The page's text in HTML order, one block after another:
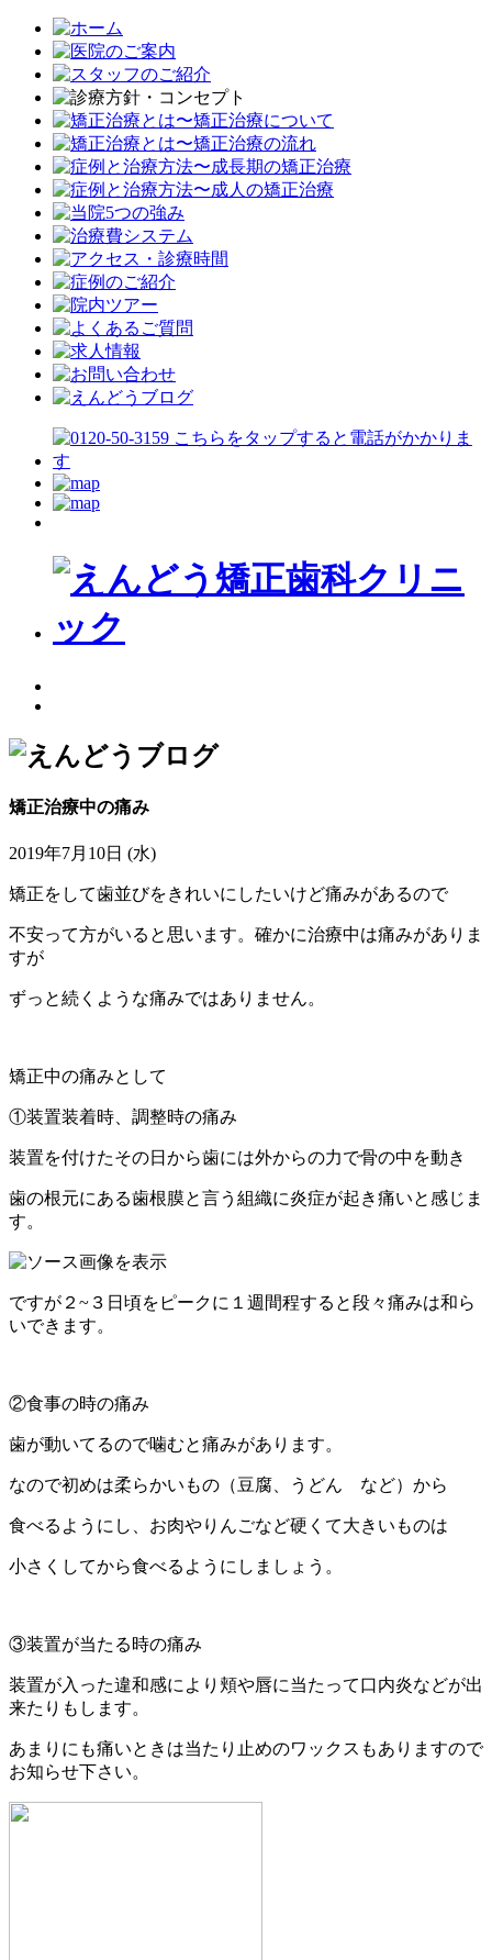
矯正治療中の痛み
2019年7月10日 (水)
矯正をして歯並びをきれいにしたいけど痛みがあるので
不安って方がいると思います。確かに治療中は痛みがありま
すが
ずっと続くような痛みではありません。
矯正中の痛みとして
①装置装着時、調整時の痛み
装置を付けたその日から歯には外からの力で骨の中を動き
歯の根元にある歯根膜と言う組織に炎症が起き痛いと感じま
す。
ですが２~３日頃をピークに１週間程すると段々痛みは和ら
いできます。
②食事の時の痛み
歯が動いてるので噛むと痛みがあります。
なので初めは柔らかいもの（豆腐、うどん など）から
食べるようにし、お肉やりんごなど硬くて大きいものは
小さくしてから食べるようにしましょう。
③装置が当たる時の痛み
装置が入った違和感により頬や唇に当たって口内炎などが出
来たりもします。
あまりにも痛いときは当たり止めのワックスもありますので
お知らせ下さい。